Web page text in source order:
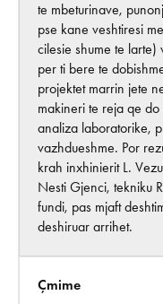
te mbeturinave,
pse kane veshtiresi
cilesie shume te
per ti bere te
projektet marrin jete
makineri te reja qe
analiza laboratorike,
vazhdueshme. Por
krah inxhinierit L.
Nesti Gjenci, tekniku
fundi, pas mjaft
deshiruar arrihet.
Çmime